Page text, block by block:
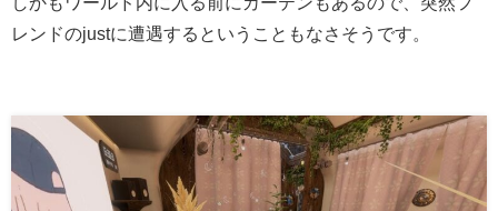
レンドのjustに遭遇するということもなさそうです。